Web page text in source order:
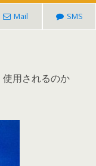
Mail SMS
用されるのか